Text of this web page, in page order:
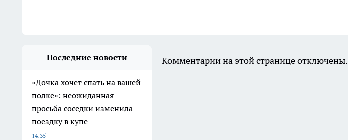
Последние новости
«Дочка хочет спать на вашей
полке»: неожиданная
просьба соседки изменила
поездку в купе
14:35
Комментарии на этой странице отключены.